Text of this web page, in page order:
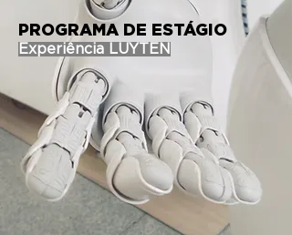
PROGRAMA DE ESTÁGIO
Experiência LUYTEN